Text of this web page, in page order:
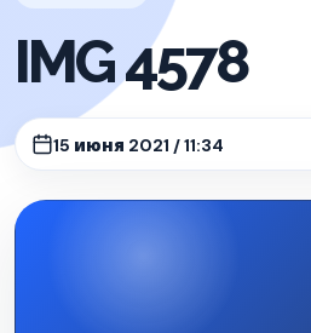
IMG 4578
15 июня 2021 / 11:34